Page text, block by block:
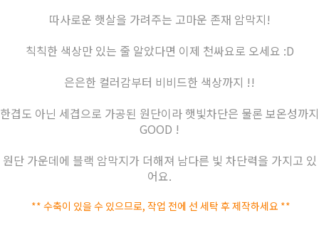
따사로운 햇살을 가려주는 고마운 존재 암막지!
칙칙한 색상만 있는 줄 알았다면 이제 천싸요로 오세요 :D
은은한 컬러감부터 비비드한 색상까지 !!
한겹도 아닌 세겹으로 가공된 원단이라 햇빛차단은 물론 보온성까지
GOOD !
원단 가운데에 블랙 암막지가 더해져 남다른 빛 차단력을 가지고 있
어요.
** 수축이 있을 수 있으므로, 작업 전에 선 세탁 후 제작하세요 **